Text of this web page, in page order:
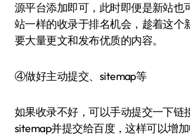
源平台添加即可，此时即便是新站也
站一样的收录于排名机会，趁着这个
要大量更文和发布优质的内容。
④做好主动提交、sitemap等
如果收录不好，可以手动提交一下链
sitemap并提交给百度，这样可以增加